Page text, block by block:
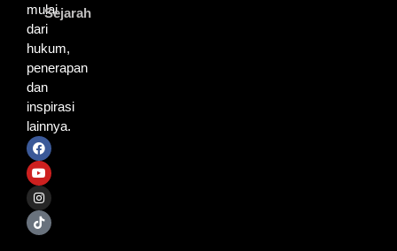
mulai
dari
hukum,
penerapan
dan
inspirasi
lainnya.
Sejarah